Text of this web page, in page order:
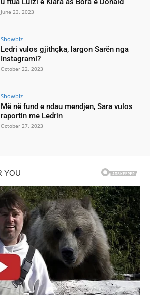
June 23, 2023
Showbiz
Ledri vulos gjithçka, largon Sarën nga
Instagrami?
October 22, 2023
Showbiz
Më në fund e ndau mendjen, Sara vulos
raportin me Ledrin
October 27, 2023